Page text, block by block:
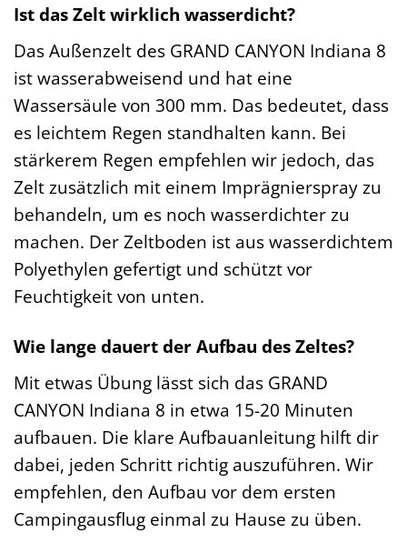
Ist das Zelt wirklich wasserdicht?
Das Außenzelt des GRAND CANYON Indiana 8
ist wasserabweisend und hat eine
Wassersäule von 300 mm. Das bedeutet, dass
es leichtem Regen standhalten kann. Bei
stärkerem Regen empfehlen wir jedoch, das
Zelt zusätzlich mit einem Imprägnierspray zu
behandeln, um es noch wasserdichter zu
machen. Der Zeltboden ist aus wasserdichtem
Polyethylen gefertigt und schützt vor
Feuchtigkeit von unten.
Wie lange dauert der Aufbau des Zeltes?
Mit etwas Übung lässt sich das GRAND
CANYON Indiana 8 in etwa 15-20 Minuten
aufbauen. Die klare Aufbauanleitung hilft dir
dabei, jeden Schritt richtig auszuführen. Wir
empfehlen, den Aufbau vor dem ersten
Campingausflug einmal zu Hause zu üben.